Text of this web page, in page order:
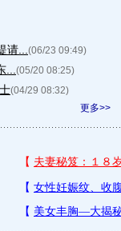
... (06/23 09:49)
(05/20 08:25)
(04/29 08:32)
更多>>